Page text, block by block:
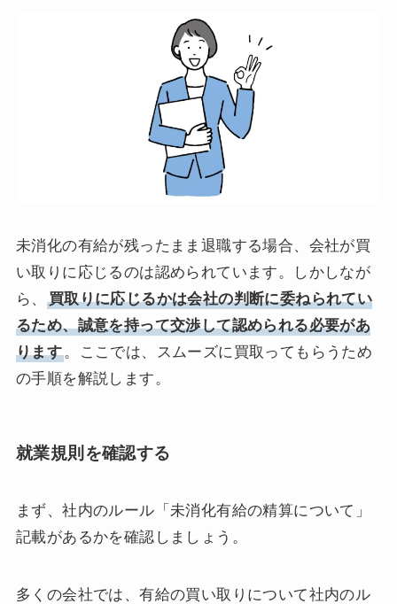
未消化の有給が残ったまま退職する場合、会社が買
い取りに応じるのは認められています。しかしなが
ら、
買取りに応じるかは会社の判断に委ねられてい
るため、誠意を持って交渉して認められる必要があ
ります。ここでは、スムーズに買取ってもらうため
の手順を解説します。
就業規則を確認する
まず、社内のルール「未消化有給の精算について」
記載があるかを確認しましょう。
多くの会社では、有給の買い取りについて社内のル